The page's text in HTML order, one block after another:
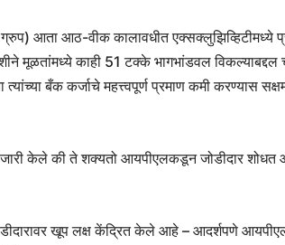
आता आठ-वीक कालावधीत एक्सक्लुझिव्हिटीमध्ये
मूळतांमध्ये काही 51 टक्के भागभांडवल
बँक कर्जाचे महत्त्वपूर्ण प्रमाण कमी करण्यास
केले की ते शक्यतो आयपीएलकडून जोडीदार शोधत
खूप लक्ष केंद्रित केले आहे – आदर्शपणे